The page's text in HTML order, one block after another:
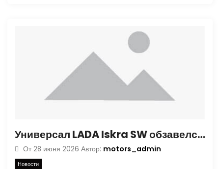
Универсал LADA Iskra SW обзавелся новой комплектацией
От 28 июня 2026 Автор: motors_admin
Новости